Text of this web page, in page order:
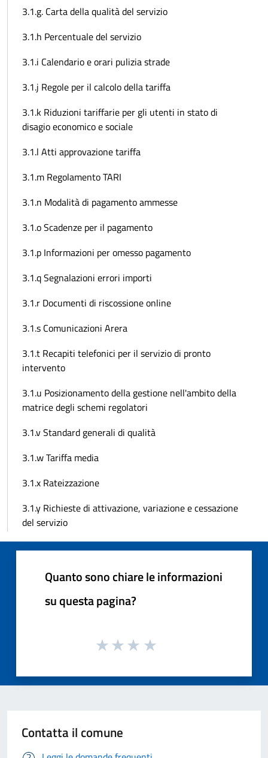
3.1.g. Carta della qualità del servizio
3.1.h Percentuale del servizio
3.1.i Calendario e orari pulizia strade
3.1.j Regole per il calcolo della tariffa
3.1.k Riduzioni tariffarie per gli utenti in stato di
disagio economico e sociale
3.1.l Atti approvazione tariffa
3.1.m Regolamento TARI
3.1.n Modalità di pagamento ammesse
3.1.o Scadenze per il pagamento
3.1.p Informazioni per omesso pagamento
3.1.q Segnalazioni errori importi
3.1.r Documenti di riscossione online
3.1.s Comunicazioni Arera
3.1.t Recapiti telefonici per il servizio di pronto
intervento
3.1.u Posizionamento della gestione nell'ambito della
matrice degli schemi regolatori
3.1.v Standard generali di qualità
3.1.w Tariffa media
3.1.x Rateizzazione
3.1.y Richieste di attivazione, variazione e cessazione
del servizio
Quanto sono chiare le informazioni
su questa pagina?
Contatta il comune